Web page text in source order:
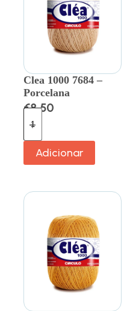
Clea 1000 7684 –
Porcelana
€8.50
Adicionar